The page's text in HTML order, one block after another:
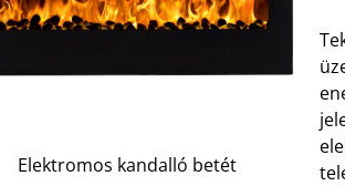
Elektromos kandalló betét